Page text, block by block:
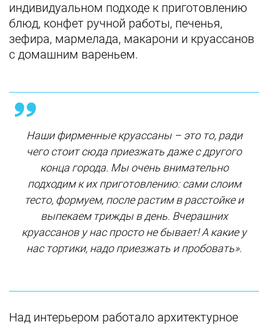
индивидуальном подходе к приготовлению
блюд, конфет ручной работы, печенья,
зефира, мармелада, макарони и круассанов
с домашним вареньем.
Наши фирменные круассаны – это то, ради
чего стоит сюда приезжать даже с другого
конца города. Мы очень внимательно
подходим к их приготовлению: сами слоим
тесто, формуем, после растим в расстойке и
выпекаем трижды в день. Вчерашних
круассанов у нас просто не бывает! А какие у
нас тортики, надо приезжать и пробовать».
Над интерьером работало архитектурное